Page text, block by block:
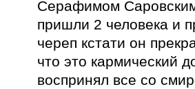
Серафимом
пришли 2 человека и
череп кстати он
что это кармический
воспринял все со